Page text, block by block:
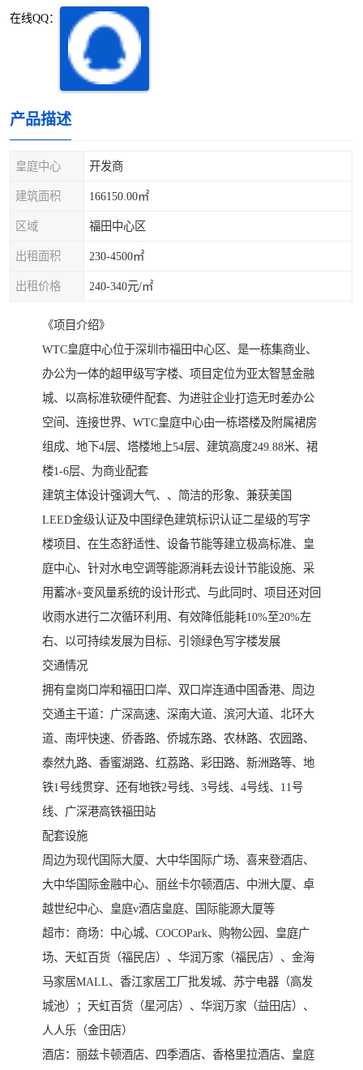
在线QQ：
产品描述
皇庭中心 开发商
建筑面积 166150.00㎡
区域 福田中心区
出租面积 230-4500㎡
出租价格 240-340元/㎡
《项目介绍》
WTC皇庭中心位于深圳市福田中心区、是一栋集商业、
办公为一体的超甲级写字楼、项目定位为亚太智慧金融
城、以高标准软硬件配套、为进驻企业打造无时差办公
空间、连接世界、WTC皇庭中心由一栋塔楼及附属裙房
组成、地下4层、塔楼地上54层、建筑高度249.88米、裙
楼1-6层、为商业配套
建筑主体设计强调大气、、简洁的形象、兼获美国
LEED金级认证及中国绿色建筑标识认证二星级的写字
楼项目、在生态舒适性、设备节能等建立极高标准、皇
庭中心、针对水电空调等能源消耗去设计节能设施、采
用蓄冰+变风量系统的设计形式、与此同时、项目还对回
收雨水进行二次循环利用、有效降低能耗10%至20%左
右、以可持续发展为目标、引领绿色写字楼发展
交通情况
拥有皇岗口岸和福田口岸、双口岸连通中国香港、周边
交通主干道：广深高速、深南大道、滨河大道、北环大
道、南坪快速、侨香路、侨城东路、农林路、农园路、
泰然九路、香蜜湖路、红荔路、彩田路、新洲路等、地
铁1号线贯穿、还有地铁2号线、3号线、4号线、11号
线、广深港高铁福田站
配套设施
周边为现代国际大厦、大中华国际广场、喜来登酒店、
大中华国际金融中心、丽丝卡尔顿酒店、中洲大厦、卓
越世纪中心、皇庭v酒店皇庭、国际能源大厦等
超市：商场：中心城、COCOPark、购物公园、皇庭广
场、天虹百货（福民店）、华润万家（福民店）、金海
马家居MALL、香江家居工厂批发城、苏宁电器（高发
城池）；天虹百货（星河店）、华润万家（益田店）、
人人乐（金田店）
酒店：丽兹卡顿酒店、四季酒店、香格里拉酒店、皇庭
龙岗区
光明区
龙华观澜